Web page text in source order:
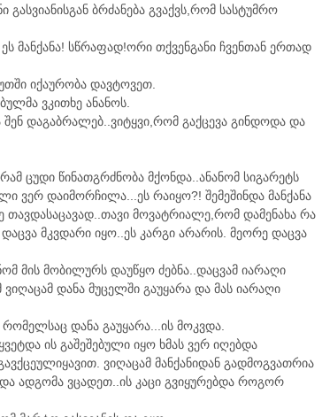
ბრძანება გვაქვს,რომ სასტუმრო
მანქანა! სწრაფად!ორი თქვენგანი ჩვენთან ერთად
იქაურობა დავტოვეთ.
ვკითხე ანანოს.
დაგაბრალებ..ვიტყვი,რომ გაქცევა გინდოდა და
ცუდი წინათგრძნობა მქონდა..ანანომ სიგარეტს
დაიმორჩილა...ეს რაიყო?! შემეშინდა მანქანა
თავდასაცავად..თავი მოვატრიალე,რომ დამენახა რა
მკვდარი იყო..ეს კარგი არარის. მეორე დაცვა
მის მობილურს დაუწყო ძებნა..დაცვამ იარაღი
დანა მუცელში გაუყარა და მას იარაღი
დანა გაუყარა...ის მოკვდა.
ის გაშეშებული იყო ხმას ვერ იღებდა
ვიღაცამ მანქანიდან გადმოგვათრია
ადგომა ვცადეთ..ის კაცი გვიყურებდა როგორ